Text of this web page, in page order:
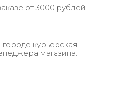
от 3000 рублей.
курьерская
магазина.